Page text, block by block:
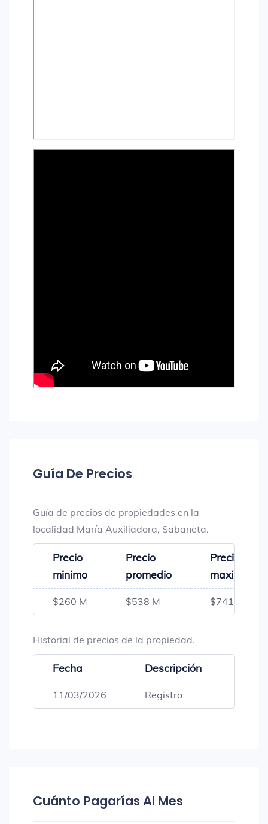
Guía De Precios
Guía de precios de propiedades en la
localidad María Auxiliadora, Sabaneta.
Precio
minimo
Precio
promedio
Precio
maximo
$260 M $538 M $741 M
Historial de precios de la propiedad.
Fecha Descripción
11/03/2026 Registro
Cuánto Pagarías Al Mes